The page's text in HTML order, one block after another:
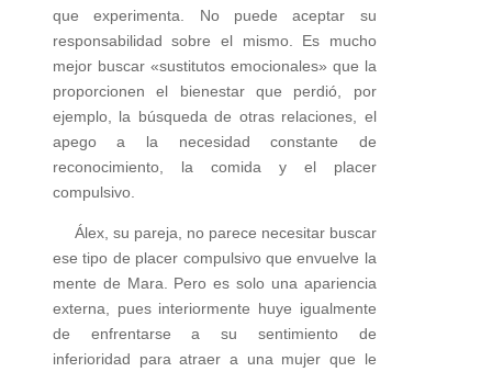
que experimenta. No puede aceptar su
responsabilidad sobre el mismo. Es mucho
mejor buscar «sustitutos emocionales» que la
proporcionen el bienestar que perdió, por
ejemplo, la búsqueda de otras relaciones, el
apego a la necesidad constante de
reconocimiento, la comida y el placer
compulsivo.
Álex, su pareja, no parece necesitar buscar
ese tipo de placer compulsivo que envuelve la
mente de Mara. Pero es solo una apariencia
externa, pues interiormente huye igualmente
de enfrentarse a su sentimiento de
inferioridad para atraer a una mujer que le